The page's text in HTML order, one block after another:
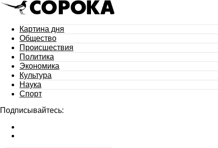
Картина дня
Общество
Происшествия
Политика
Экономика
Культура
Наука
Спорт
Подписывайтесь: